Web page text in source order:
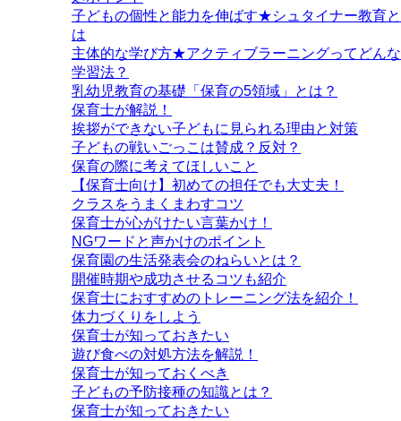
子どもの個性と能力を伸ばす★シュタイナー教育と
は
主体的な学び方★アクティブラーニングってどんな
学習法？
乳幼児教育の基礎「保育の5領域」とは？
保育士が解説！
挨拶ができない子どもに見られる理由と対策
子どもの戦いごっこは賛成？反対？
保育の際に考えてほしいこと
【保育士向け】初めての担任でも大丈夫！
クラスをうまくまわすコツ
保育士が心がけたい言葉かけ！
NGワードと声かけのポイント
保育園の生活発表会のねらいとは？
開催時期や成功させるコツも紹介
保育士におすすめのトレーニング法を紹介！
体力づくりをしよう
保育士が知っておきたい
遊び食べの対処方法を解説！
保育士が知っておくべき
子どもの予防接種の知識とは？
保育士が知っておきたい